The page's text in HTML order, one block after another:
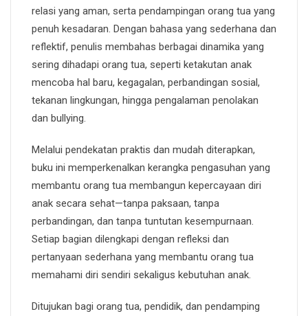
relasi yang aman, serta pendampingan orang tua yang
penuh kesadaran. Dengan bahasa yang sederhana dan
reflektif, penulis membahas berbagai dinamika yang
sering dihadapi orang tua, seperti ketakutan anak
mencoba hal baru, kegagalan, perbandingan sosial,
tekanan lingkungan, hingga pengalaman penolakan
dan bullying.
Melalui pendekatan praktis dan mudah diterapkan,
buku ini memperkenalkan kerangka pengasuhan yang
membantu orang tua membangun kepercayaan diri
anak secara sehat—tanpa paksaan, tanpa
perbandingan, dan tanpa tuntutan kesempurnaan.
Setiap bagian dilengkapi dengan refleksi dan
pertanyaan sederhana yang membantu orang tua
memahami diri sendiri sekaligus kebutuhan anak.
Ditujukan bagi orang tua, pendidik, dan pendamping